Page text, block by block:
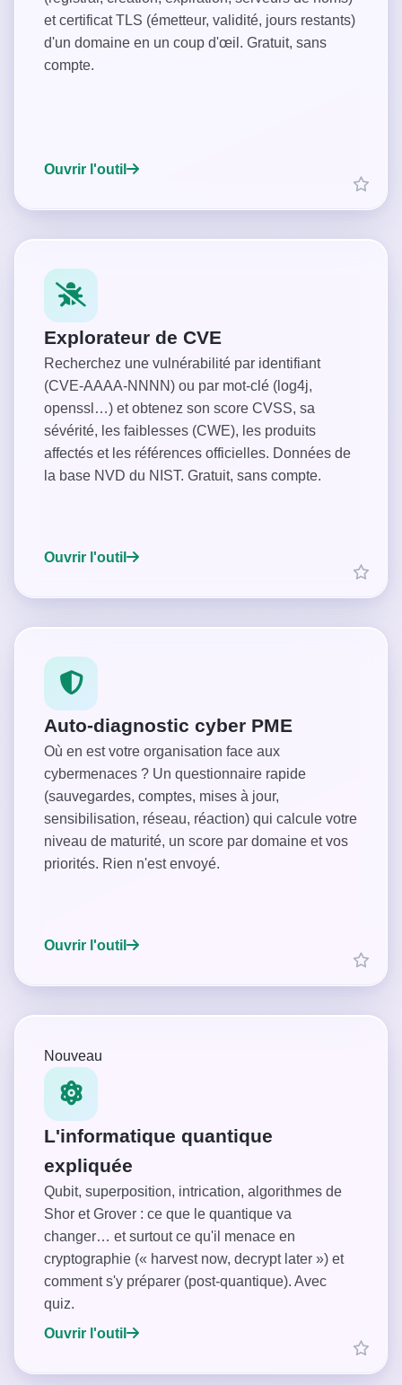
et certificat TLS (émetteur, validité, jours restants)
d'un domaine en un coup d'œil. Gratuit, sans
compte.
Ouvrir l'outil
Explorateur de CVE
Recherchez une vulnérabilité par identifiant
(CVE-AAAA-NNNN) ou par mot-clé (log4j,
openssl…) et obtenez son score CVSS, sa
sévérité, les faiblesses (CWE), les produits
affectés et les références officielles. Données de
la base NVD du NIST. Gratuit, sans compte.
Ouvrir l'outil
Auto-diagnostic cyber PME
Où en est votre organisation face aux
cybermenaces ? Un questionnaire rapide
(sauvegardes, comptes, mises à jour,
sensibilisation, réseau, réaction) qui calcule votre
niveau de maturité, un score par domaine et vos
priorités. Rien n'est envoyé.
Ouvrir l'outil
Nouveau
L'informatique quantique
expliquée
Qubit, superposition, intrication, algorithmes de
Shor et Grover : ce que le quantique va
changer… et surtout ce qu'il menace en
cryptographie (« harvest now, decrypt later ») et
comment s'y préparer (post-quantique). Avec
quiz.
Ouvrir l'outil